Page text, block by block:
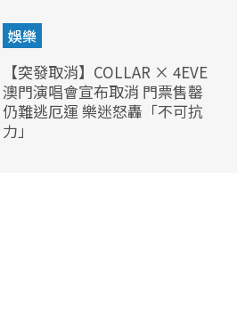
娛樂
【突發取消】COLLAR × 4EVE
澳門演唱會宣布取消 門票售罄
仍難逃厄運 樂迷怒轟「不可抗
力」